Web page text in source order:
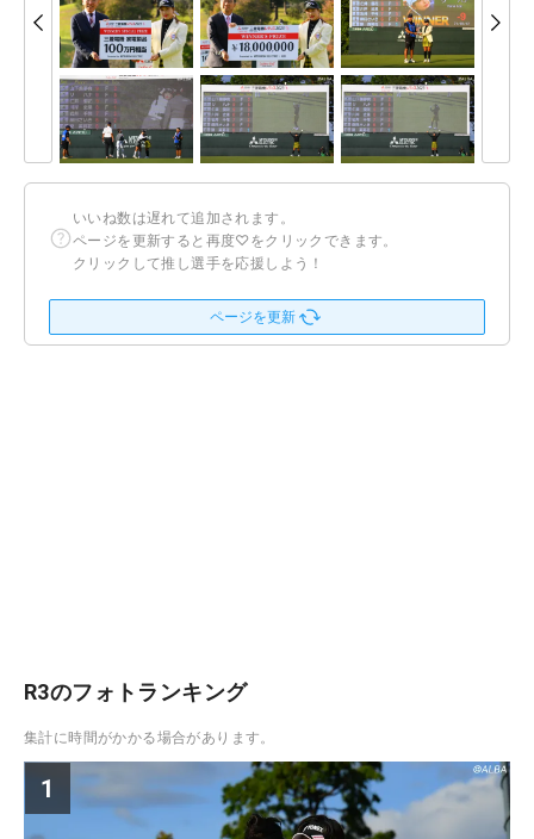
いいね数は遅れて追加されます。
ページを更新すると再度♡をクリックできます。
クリックして推し選手を応援しよう！
ページを更新
R3のフォトランキング
集計に時間がかかる場合があります。
1